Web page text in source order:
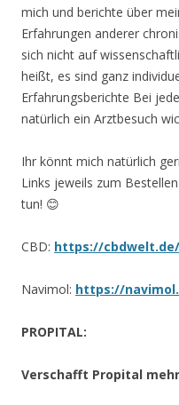
mich und berichte über
Erfahrungen anderer
sich nicht auf
heißt, es sind ganz
Erfahrungsberichte Bei
natürlich ein Arztbesuch
Ihr könnt mich natürlich
Links jeweils zum
tun! 😊
CBD: https://
Navimol: https://
PROPITAL:
Verschafft Propital